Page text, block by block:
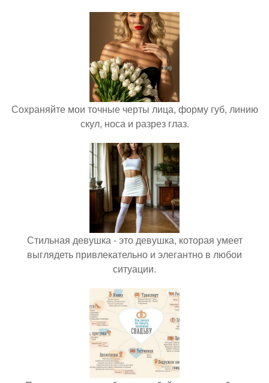
Сохраняйте мои точные черты лица, форму губ, линию
скул, носа и разрез глаз.
Стильная девушка - это девушка, которая умеет
выглядеть привлекательно и элегантно в любои
ситуации.